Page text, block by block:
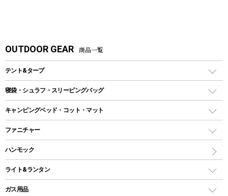
OUTDOOR GEAR 商品一覧
テント&タープ
テント
ツールームテント
ワンポールテント
シェルターテント
ロッジ型・オリジナルテント
寝袋・シュラフ・スリーピングバッグ
レクタングラー型（封筒型）シュラフ
インナーシュラフ
キャンピングベッド・コット・マット
キャンピングベッド・コット
インフレータブルマット
ファニチャー
アウトドアテーブル
レジャーシート
ハンモック
ライト&ランタン
LEDランタン
ガス用品